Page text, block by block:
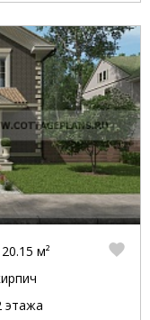
м²
этажа